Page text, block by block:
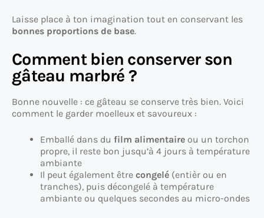
Laisse place à ton imagination tout en conservant les
bonnes proportions de base.
Comment bien conserver son
gâteau marbré ?
Bonne nouvelle : ce gâteau se conserve très bien. Voici
comment le garder moelleux et savoureux :
Emballé dans du film alimentaire ou un torchon
propre, il reste bon jusqu’à 4 jours à température
ambiante
Il peut également être congelé (entièr ou en
tranches), puis décongelé à température
ambiante ou quelques secondes au micro-ondes